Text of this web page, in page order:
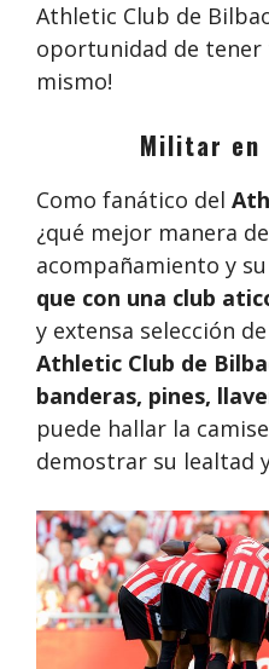
Athletic Club de
oportunidad de
mismo!
Militar
Como fanático del
¿qué mejor manera
acompañamiento y su
que con una club
y extensa selección de
Athletic Club de
banderas, pines,
puede hallar la
demostrar su lealtad